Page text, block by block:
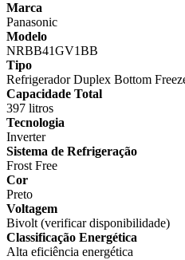
Marca
Panasonic
Modelo
NRBB41GV1BB
Tipo
Refrigerador Duplex Bottom
Capacidade Total
397 litros
Tecnologia
Inverter
Sistema de Refrigeração
Frost Free
Cor
Preto
Voltagem
Bivolt (verificar disponibilidade)
Classificação Energética
Alta eficiência energética